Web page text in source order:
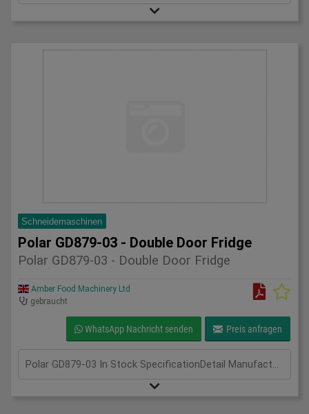
Schneidemaschinen
Polar GD879-03 - Double Door Fridge
Polar GD879-03 - Double Door Fridge
Amber Food Machinery Ltd
gebraucht
WhatsApp Nachricht senden Preis anfragen
Polar GD879-03 In Stock SpecificationDetail Manufacturer Polar Model GD789-03 Phase Single Phase Length(mm) 700 Width(mm) 1340 Height(mm) 2050